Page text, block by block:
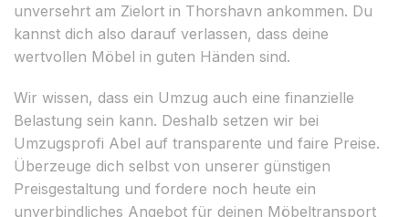
unversehrt am Zielort in Thorshavn ankommen. Du
kannst dich also darauf verlassen, dass deine
wertvollen Möbel in guten Händen sind.
Wir wissen, dass ein Umzug auch eine finanzielle
Belastung sein kann. Deshalb setzen wir bei
Umzugsprofi Abel auf transparente und faire Preise.
Überzeuge dich selbst von unserer günstigen
Preisgestaltung und fordere noch heute ein
unverbindliches Angebot für deinen Möbeltransport